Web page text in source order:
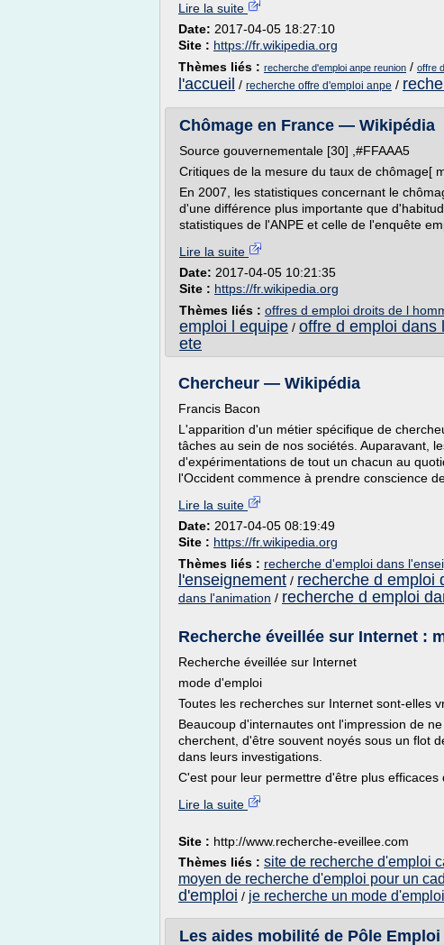
Lire la suite
Date: 2017-04-05 18:27:10
Site : https://fr.wikipedia.org
Thèmes liés : recherche d'emploi anpe reunion / offre
l'accueil / recherche offre d'emploi anpe /
Chômage en France — Wikipédia
Source gouvernementale [30] ,#FFAAA5
Critiques de la mesure du taux de chômage[
En 2007, les statistiques concernant le
d'une différence plus importante que
statistiques de l'ANPE et celle de l'enquête
Lire la suite
Date: 2017-04-05 10:21:35
Site : https://fr.wikipedia.org
Thèmes liés : offres d emploi droits de l
emploi l equipe / offre d emploi dans
ete
Chercheur — Wikipédia
Francis Bacon
L'apparition d'un métier spécifique de
tâches au sein de nos sociétés. Auparavant,
d'expérimentations de tout un chacun au
l'Occident commence à prendre conscience
Lire la suite
Date: 2017-04-05 08:19:49
Site : https://fr.wikipedia.org
Thèmes liés : recherche d'emploi dans
l'enseignement / recherche d emploi
dans l'animation / recherche d emploi
Recherche éveillée sur Internet :
Recherche éveillée sur Internet
mode d'emploi
Toutes les recherches sur Internet sont-elles
Beaucoup d'internautes ont l'impression de
cherchent, d'être souvent noyés sous un flot
dans leurs investigations.
C'est pour leur permettre d'être plus efficaces
Lire la suite
Site : http://www.recherche-eveillee.com
Thèmes liés : site de recherche d'emploi
moyen de recherche d'emploi pour un
d'emploi / je recherche un mode d'emploi
Les aides mobilité de Pôle